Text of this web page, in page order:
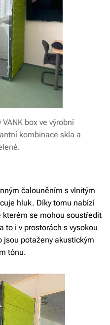
box ve výrobní
kombinace skla a
čalouněním s vlnitým
hluk. Díky tomu nabízí
se mohou soustředit
to i v prostorách s vysokou
jsou potaženy akustickým
tónu.